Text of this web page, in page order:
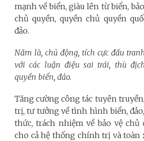
mạnh về biển, giàu lên từ biển,
chủ quyền, quyền chủ quyền
đảo.
Năm là, chủ động, tích cực đấu
với các luận điệu sai trái, thù
quyền biển, đảo.
Tăng cường công tác tuyên
trị, tư tưởng về tình hình biển,
thức, trách nhiệm về bảo vệ chủ
cho cả hệ thống chính trị và toàn